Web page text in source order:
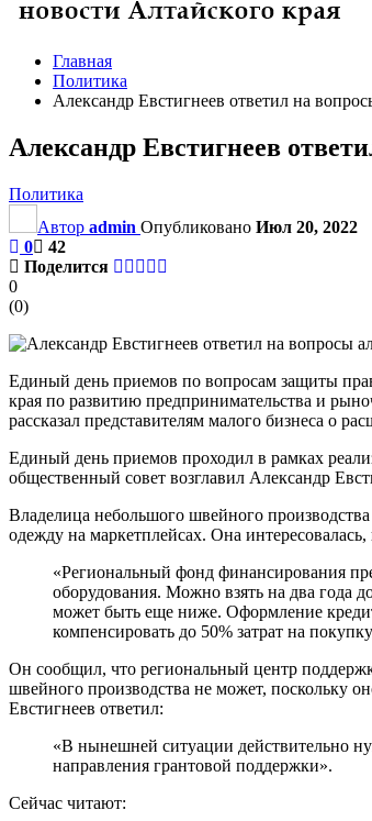
Главная
Политика
Александр Евстигнеев ответил на
Александр Евстигнеев
Политика
Автор admin Опубликовано Июл 20, 2022
0
42
Поделится
0
(0)
Единый день приемов по вопросам защиты
края по развитию предпринимательства и
рассказал представителям малого бизнеса о
Единый день приемов проходил в рамках
общественный совет возглавил Александр
Владелица небольшого швейного
одежду на маркетплейсах. Она
«Региональный фонд финансирования
оборудования. Можно взять на два года
может быть еще ниже. Оформление
компенсировать до 50% затрат на
Он сообщил, что региональный центр
швейного производства не может, поскольку
Евстигнеев ответил:
«В нынешней ситуации действительно
направления грантовой поддержки».
Сейчас читают: